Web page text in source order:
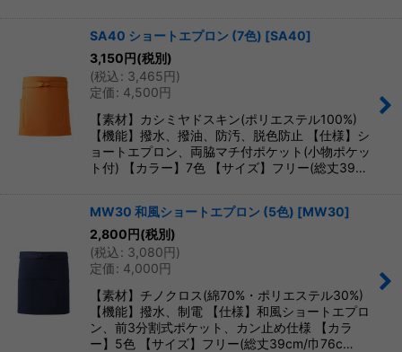
SA40 ショートエプロン (7色) [SA40]
3,150円(税別)
(税込: 3,465円)
定価: 4,500円
【素材】カシミヤドスキン(ポリエステル100%)
【機能】撥水、撥油、防汚、脱色防止 【仕様】シ
ョートエプロン、両脇マチ付ポケット(小物ポケッ
ト付) 【カラー】7色 【サイズ】フリー(総丈39…
MW30 和風ショートエプロン (5色) [MW30]
2,800円(税別)
(税込: 3,080円)
定価: 4,000円
【素材】チノクロス(綿70%・ポリエステル30%)
【機能】撥水、制電 【仕様】和風ショートエプロ
ン、前3分割式ポケット、カン止め仕様 【カラ
ー】5色 【サイズ】フリー(総丈39cm/巾76c…